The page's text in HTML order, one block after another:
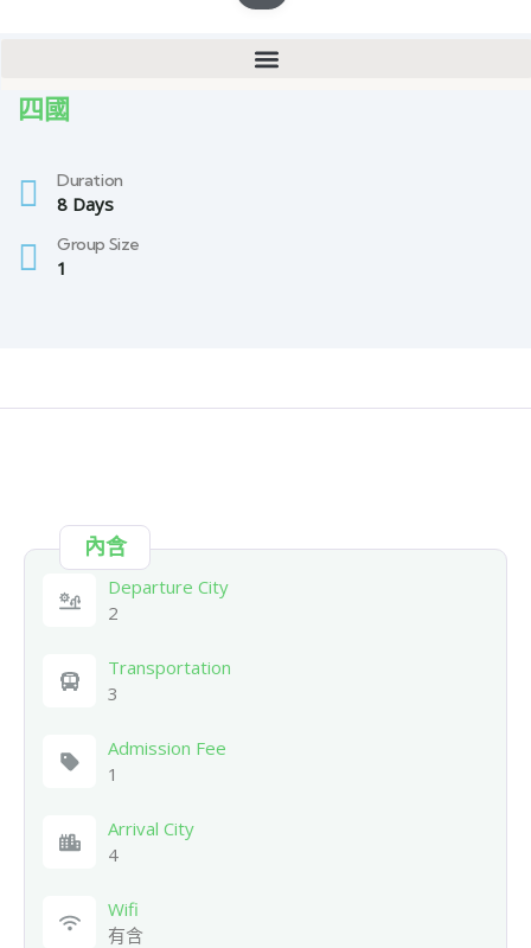
四國
Duration
8 Days
Group Size
1
內含
Departure City
2
Transportation
3
Admission Fee
1
Arrival City
4
Wifi
有含